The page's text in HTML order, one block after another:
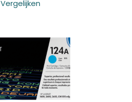
Vergelijken